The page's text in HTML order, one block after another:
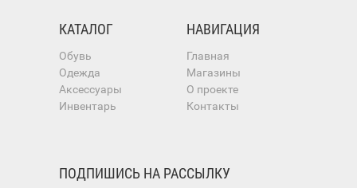
КАТАЛОГ
Обувь
Одежда
Аксессуары
Инвентарь
НАВИГАЦИЯ
Главная
Магазины
О проекте
Контакты
ПОДПИШИСЬ НА РАССЫЛКУ